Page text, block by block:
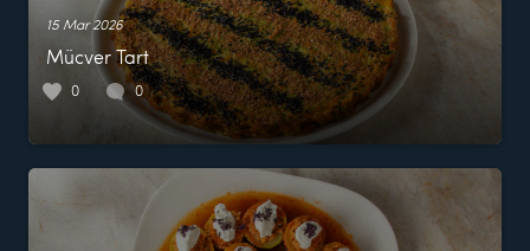
15 Mar 2026
Mücver Tart
0 0